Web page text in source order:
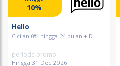
10%
Hello
Cicilan 0% hingga 24 bulan + D...
periode promo
Hingga 31 Dec 2026